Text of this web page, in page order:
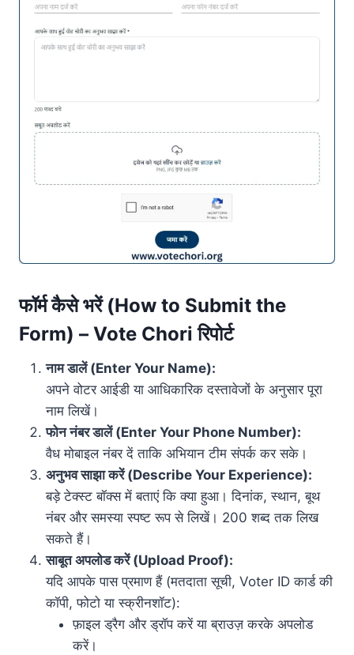
फॉर्म कैसे भरें (How to Submit the
Form) – Vote Chori रिपोर्ट
नाम डालें (Enter Your Name):
अपने वोटर आईडी या आधिकारिक दस्तावेजों के अनुसार पूरा
नाम लिखें।
फोन नंबर डालें (Enter Your Phone Number):
वैध मोबाइल नंबर दें ताकि अभियान टीम संपर्क कर सके।
अनुभव साझा करें (Describe Your Experience):
बड़े टेक्स्ट बॉक्स में बताएं कि क्या हुआ। दिनांक, स्थान, बूथ
नंबर और समस्या स्पष्ट रूप से लिखें। 200 शब्द तक लिख
सकते हैं।
साबूत अपलोड करें (Upload Proof):
यदि आपके पास प्रमाण हैं (मतदाता सूची, Voter ID कार्ड की
कॉपी, फोटो या स्क्रीनशॉट):
फ़ाइल ड्रैग और ड्रॉप करें या ब्राउज़ करके अपलोड
करें।